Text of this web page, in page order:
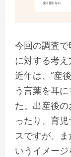
今回の調査で
に対する考え
近年は、“産
う言葉を耳
た。出産後
ったり、育
スですが、
いうイメージ